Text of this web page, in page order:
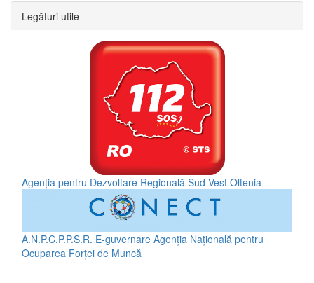
Legături utile
Agenția pentru Dezvoltare Regională Sud-Vest Oltenia
A.N.P.C.P.P.S.R. E-guvernare Agenția Națională pentru
Ocuparea Forței de Muncă